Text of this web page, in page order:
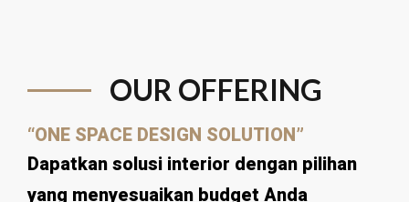
OUR OFFERING
“ONE SPACE DESIGN SOLUTION”
Dapatkan solusi interior dengan pilihan
yang menyesuaikan budget Anda